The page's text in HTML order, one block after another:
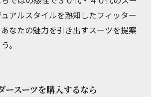
アルスタイルを熟知したフィッター
なたの魅力を引き出すスーツを提案
。
ースーツを購入するなら